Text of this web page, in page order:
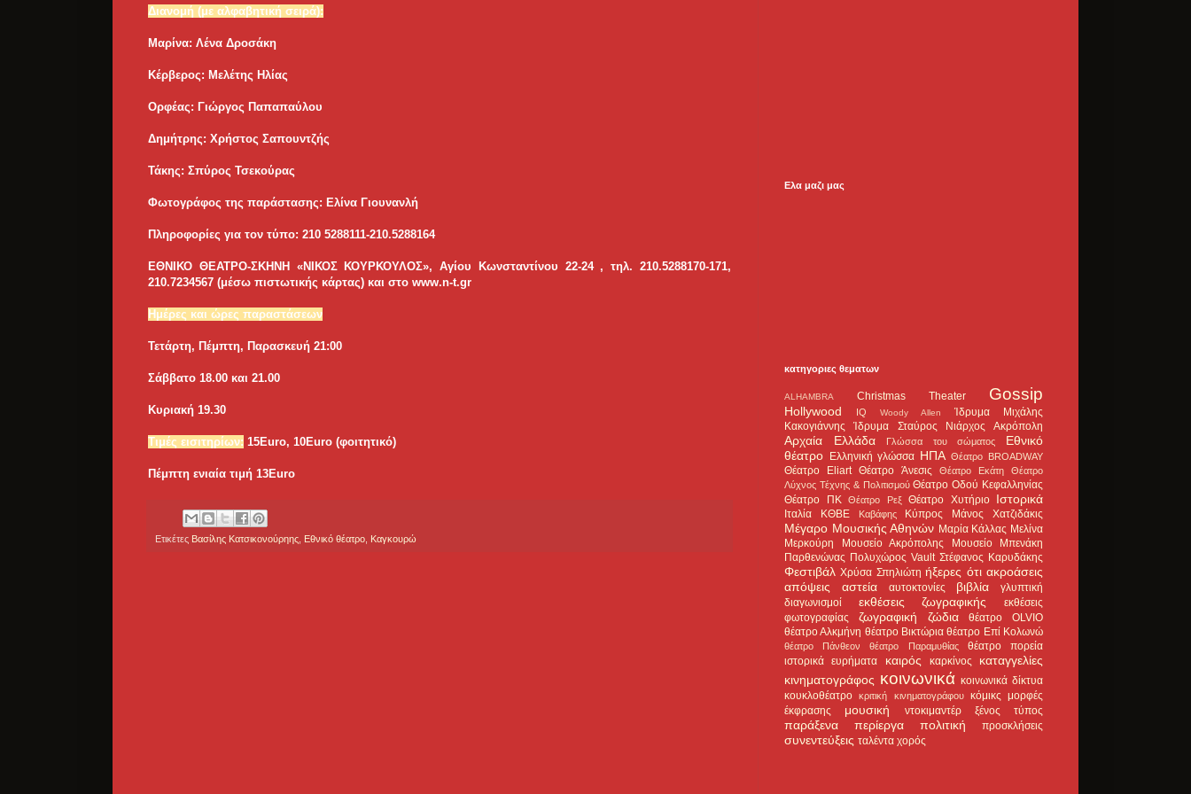
Διανομή (με αλφαβητική σειρά):
Μαρίνα: Λένα Δροσάκη
Κέρβερος: Μελέτης Ηλίας
Ορφέας: Γιώργος Παπαπαύλου
Δημήτρης: Χρήστος Σαπουντζής
Τάκης: Σπύρος Τσεκούρας
Φωτογράφος της παράστασης: Ελίνα Γιουνανλή
Πληροφορίες για τον τύπο: 210 5288111-210.5288164
ΕΘΝΙΚΟ ΘΕΑΤΡΟ-ΣΚΗΝΗ «ΝΙΚΟΣ ΚΟΥΡΚΟΥΛΟΣ», Αγίου Κωνσταντίνου 22-24 , τηλ. 210.5288170-171,
210.7234567 (μέσω πιστωτικής κάρτας) και στο www.n-t.gr
Ημέρες και ώρες παραστάσεων
Τετάρτη, Πέμπτη, Παρασκευή 21:00
Σάββατο 18.00 και 21.00
Κυριακή 19.30
Τιμές εισιτηρίων: 15Euro, 10Euro (φοιτητικό)
Πέμπτη ενιαία τιμή 13Euro
Ετικέτες Βασίλης Κατσικονούρηης Εθνικό θέατρο Καγκουρώ
Ελα μαζι μας
κατηγοριες θεματων
ALHAMBRA Christmas Theater Gossip
Hollywood IQ Woody Allen
Ίδρυμα Μιχάλης
Κακογιάννης
Ίδρυμα Σταύρος Νιάρχος Ακρόπολη
Αρχαία Ελλάδα Γλώσσα του σώματος
Εθνικό
θέατρο Ελληνική γλώσσα ΗΠΑ Θέατρο BROADWAY
Θέατρο Eliart Θέατρο Άνεσις Θέατρο Εκάτη
Θέατρο
Λύχνος Τέχνης & Πολιτισμού Θέατρο Οδού Κεφαλληνίας
Θέατρο ΠΚ
Θέατρο Ρεξ Θέατρο Χυτήριο Ιστορικά
Ιταλία ΚΘΒΕ Καβάφης Κύπρος Μάνος Χατζιδάκις
Μέγαρο Μουσικής Αθηνών Μαρία Κάλλας Μελίνα
Μερκούρη
Μουσείο Ακρόπολης
Μουσείο Μπενάκη
Παρθενώνας Πολυχώρος Vault Στέφανος Καρυδάκης
Φεστιβάλ Χρύσα Σπηλιώτη ήξερες ότι ακροάσεις
απόψεις
αστεία αυτοκτονίες βιβλία
γλυπτική
διαγωνισμοί
εκθέσεις ζωγραφικής
εκθέσεις
φωτογραφίας
ζωγραφική ζώδια
θέατρο OLVIO
θέατρο Αλκμήνη θέατρο Βικτώρια θέατρο Επί Κολωνώ
θέατρο Πάνθεον θέατρο Παραμυθίας
θέατρο πορεία
ιστορικά ευρήματα
καιρός καρκίνος
καταγγελίες
κινηματογράφος κοινωνικά κοινωνικά δίκτυα
κουκλοθέατρο
κριτική κινηματογράφου κόμικς μορφές
έκφρασης
μουσική ντοκιμαντέρ ξένος τύπος
παράξενα περίεργα πολιτική προσκλήσεις
συνεντεύξεις ταλέντα χορός